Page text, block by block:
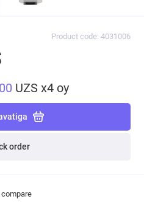
Product code: 4031006
UZS x4 oy
order
compare